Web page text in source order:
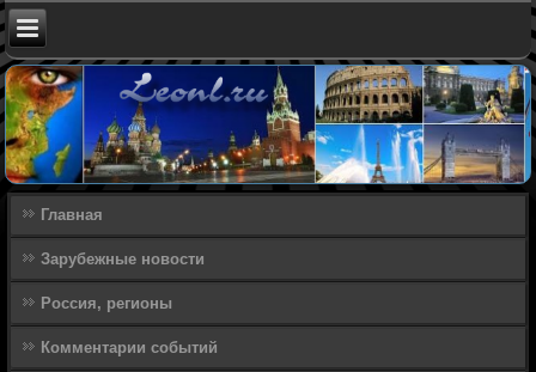
Главная
Зарубежные новости
Россия, регионы
Комментарии событий